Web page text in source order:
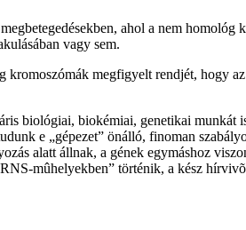
ahol a nem
vagy sem.
megfigyelt rendjét, hogy
biológiai, biokémiai, genetikai
e „gépezet” önálló, finoman
alatt állnak, a gének egymáshoz
mûhelyekben” történik, a kész